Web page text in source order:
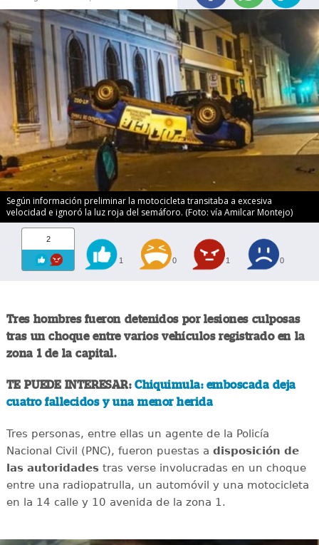
Según información preliminar la motocicleta transitaba a excesiva
velocidad e ignoró la luz roja del semáforo. (Foto: vía Amilcar Montejo)
2
1 0 1 0
Tres hombres fueron detenidos por lesiones culposas
tras un choque entre varios vehículos registrado en la
zona 1 de la capital.
TE PUEDE INTERESAR:Chiquimula: emboscada deja
cuatro fallecidos y una menor herida
Tres personas, entre ellas un agente de la Policía
Nacional Civil (PNC), fueron puestas a disposición de
las autoridadestras verse involucradas en un choque
entre una radiopatrulla, un automóvil y una motocicleta
en la 14 calle y 10 avenida de la zona 1.